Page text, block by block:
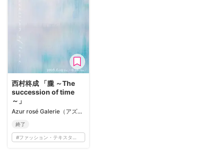
西村柊成 「朧 ～The
succession of time
～」
Azur rosé Galerie（アズールロゼギャラリー）
終了
#ファッション・テキスタイル